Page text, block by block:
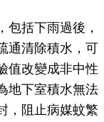
包括下雨過後，
通清除積水，可
值改變成非中性
地下室積水無法
，阻止病媒蚊繁